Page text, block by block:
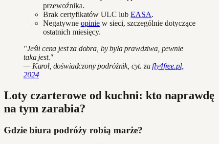
przewoźnika.
Brak certyfikatów ULC lub EASA.
Negatywne opinie w sieci, szczególnie dotyczące
ostatnich miesięcy.
"Jeśli cena jest za dobra, by była prawdziwa, pewnie
taka jest."
— Karol, doświadczony podróżnik, cyt. zafly4free.pl,
2024
Loty czarterowe od kuchni: kto naprawdę
na tym zarabia?
Gdzie biura podróży robią marże?